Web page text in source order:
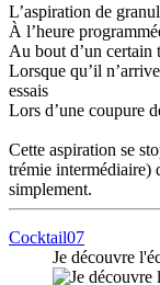
L’aspiration de
À l’heure
Au bout d’un certain
Lorsque qu’il
essais
Lors d’une coupure
Cette aspiration se
trémie intermédiaire)
simplement.
Cocktail07
Je découvre